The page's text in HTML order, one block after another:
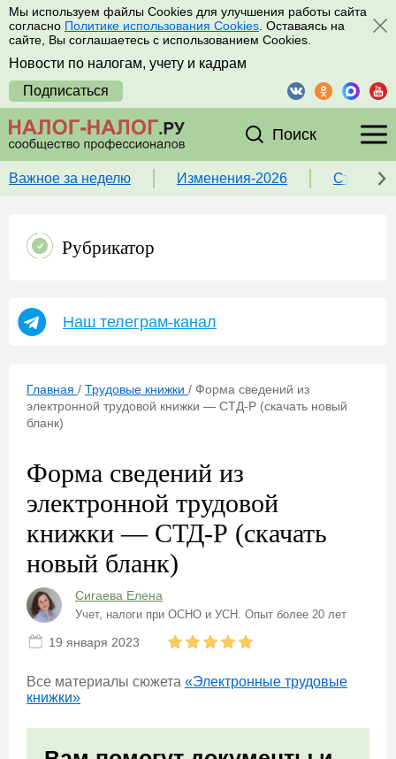
Мы используем файлы Cookies для улучшения работы сайта
согласно Политике использования Cookies . Оставаясь на
сайте, Вы соглашаетесь с использованием Cookies.
Новости по налогам, учету и кадрам
Подписаться
Поиск
Важное за неделю Изменения-2026 Ставка
Рубрикатор
Наш телеграм-канал
Главная / Трудовые книжки / Форма сведений из
электронной трудовой книжки — СТД-Р (скачать новый
бланк)
Форма сведений из
электронной трудовой
книжки — СТД-Р (скачать
новый бланк)
Сигаева Елена
Учет, налоги при ОСНО и УСН. Опыт более 20 лет
19 января 2023
Все материалы сюжета «Электронные трудовые
книжки»